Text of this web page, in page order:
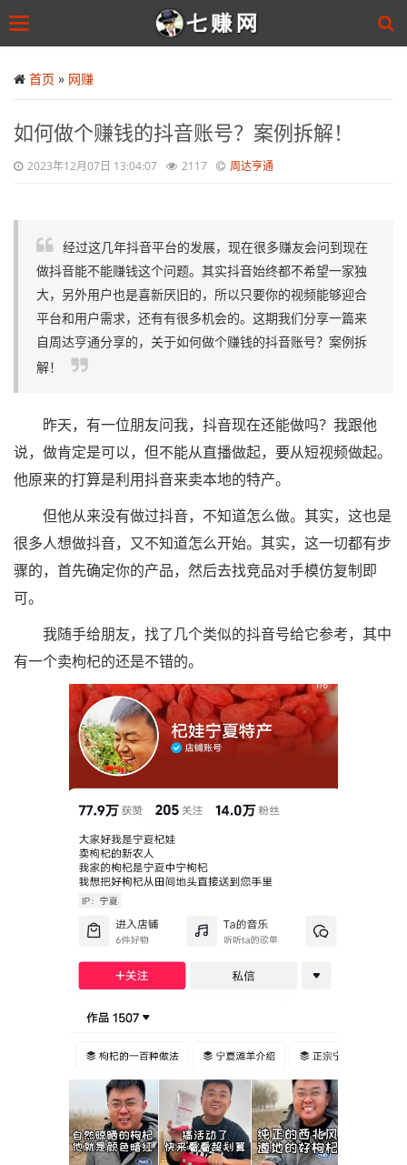
to
main
Toggle
首页 » 网赚
如何做个赚钱的抖音账号？案例拆解！
2023年12月07日 13:04:07 2117 周达亨通
经过这几年抖音平台的发展，现在很多赚友会问到现在
做抖音能不能赚钱这个问题。其实抖音始终都不希望一家独
大，另外用户也是喜新厌旧的，所以只要你的视频能够迎合
平台和用户需求，还有有很多机会的。这期我们分享一篇来
自周达亨通分享的，关于如何做个赚钱的抖音账号？案例拆
解！
昨天，有一位朋友问我，抖音现在还能做吗？我跟他
说，做肯定是可以，但不能从直播做起，要从短视频做起。
他原来的打算是利用抖音来卖本地的特产。
但他从来没有做过抖音，不知道怎么做。其实，这也是
很多人想做抖音，又不知道怎么开始。其实，这一切都有步
骤的，首先确定你的产品，然后去找竞品对手模仿复制即
可。
我随手给朋友，找了几个类似的抖音号给它参考，其中
有一个卖枸杞的还是不错的。